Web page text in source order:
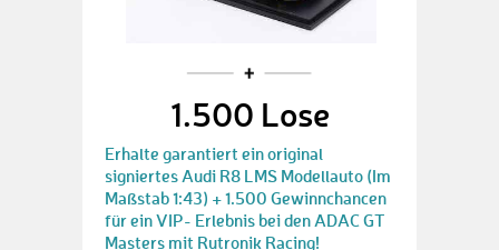
1.500 Lose
Erhalte garantiert ein original
signiertes Audi R8 LMS Modellauto (Im
Maßstab 1:43) + 1.500 Gewinnchancen
für ein VIP- Erlebnis bei den ADAC GT
Masters mit Rutronik Racing!